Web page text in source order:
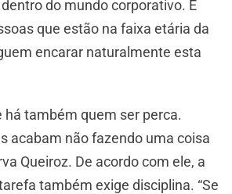
do mundo corporativo. E
que estão na faixa etária da
encarar naturalmente esta
há também quem ser perca.
acabam não fazendo uma coisa
Queiroz. De acordo com ele, a
também exige disciplina. “Se